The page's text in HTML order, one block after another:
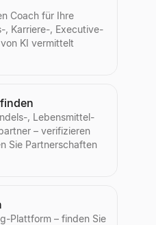
Coach für Ihre
, Karriere-, Executive-
KI vermittelt
, Lebensmittel-
– verifizieren
Sie Partnerschaften
Plattform – finden Sie